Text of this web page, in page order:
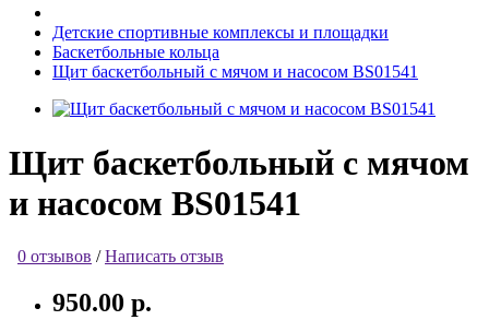
Детские спортивные комплексы и площадки
Баскетбольные кольца
Щит баскетбольный с мячом и насосом BS01541
Щит баскетбольный с мячом
и насосом BS01541
0 отзывов /Написать отзыв
950.00 р.